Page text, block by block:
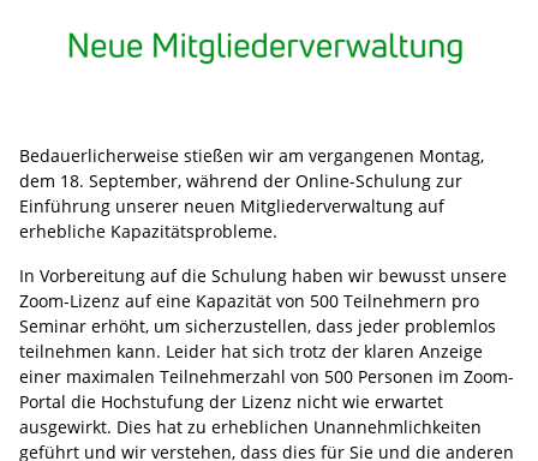
Bedauerlicherweise stießen wir am vergangenen Montag,
dem 18. September, während der Online-Schulung zur
Einführung unserer neuen Mitgliederverwaltung auf
erhebliche Kapazitätsprobleme.
In Vorbereitung auf die Schulung haben wir bewusst unsere
Zoom-Lizenz auf eine Kapazität von 500 Teilnehmern pro
Seminar erhöht, um sicherzustellen, dass jeder problemlos
teilnehmen kann. Leider hat sich trotz der klaren Anzeige
einer maximalen Teilnehmerzahl von 500 Personen im Zoom-
Portal die Hochstufung der Lizenz nicht wie erwartet
ausgewirkt. Dies hat zu erheblichen Unannehmlichkeiten
geführt und wir verstehen, dass dies für Sie und die anderen